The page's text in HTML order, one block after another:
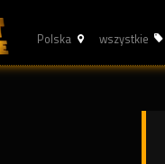
Polska wszystkie